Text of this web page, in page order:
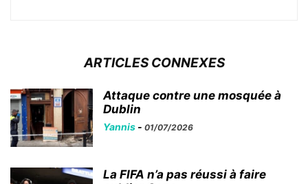
ARTICLES CONNEXES
Attaque contre une mosquée à
Dublin
Yannis - 01/07/2026
La FIFA n’a pas réussi à faire